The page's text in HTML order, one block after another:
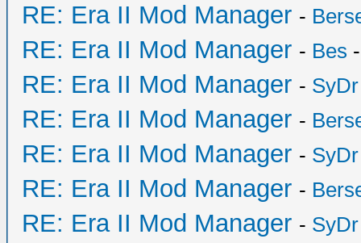
RE: Era II Mod Manager -
RE: Era II Mod Manager - Bes
RE: Era II Mod Manager - SyDr
RE: Era II Mod Manager -
RE: Era II Mod Manager - SyDr
RE: Era II Mod Manager -
RE: Era II Mod Manager - SyDr